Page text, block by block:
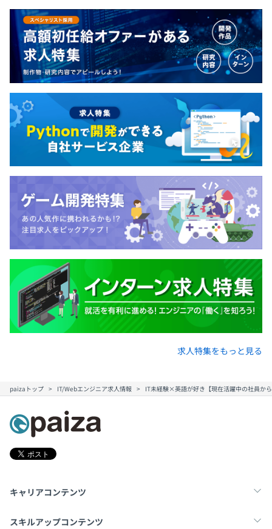
求人特集をもっと見る
paizaトップ IT/Webエンジニア求人情報 IT未経験×英語が好き【現在活躍中の社員か
キャリアコンテンツ
転職・キャリア
スキルアップコンテンツ